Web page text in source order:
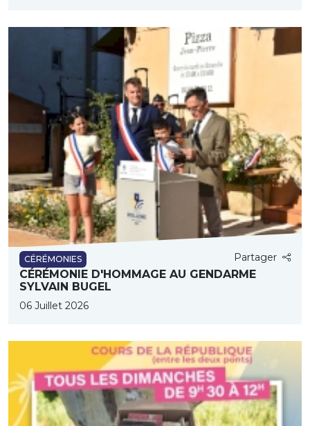
CÉRÉMONIES Partager
CÉRÉMONIE D'HOMMAGE AU GENDARME
SYLVAIN BUGEL
06 Juillet 2026